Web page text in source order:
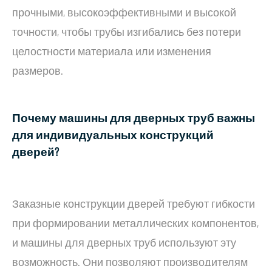
прочными, высокоэффективными и высокой
точности, чтобы трубы изгибались без потери
целостности материала или изменения
размеров.
Почему машины для дверных труб важны
для индивидуальных конструкций
дверей?
Заказные конструкции дверей требуют гибкости
при формировании металлических компонентов,
и машины для дверных труб используют эту
возможность. Они позволяют производителям